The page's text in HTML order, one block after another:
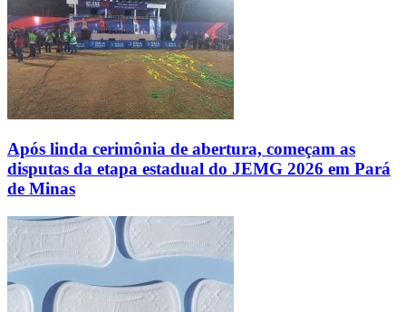
Após linda cerimônia de abertura, começam as
disputas da etapa estadual do JEMG 2026 em Pará
de Minas